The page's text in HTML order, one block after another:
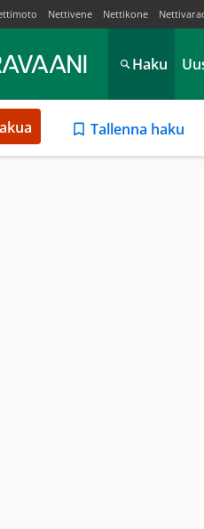
Nettivene Nettikone
Haku
Tallenna haku